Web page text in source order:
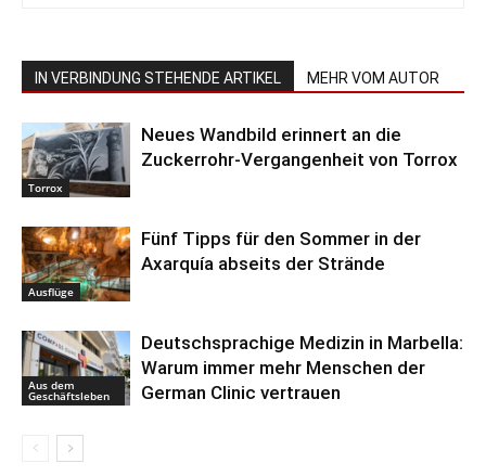
IN VERBINDUNG STEHENDE ARTIKEL MEHR VOM AUTOR
Torrox
Neues Wandbild erinnert an die
Zuckerrohr-Vergangenheit von Torrox
Ausflüge
Fünf Tipps für den Sommer in der
Axarquía abseits der Strände
Aus dem
Geschäftsleben
Deutschsprachige Medizin in Marbella:
Warum immer mehr Menschen der
German Clinic vertrauen